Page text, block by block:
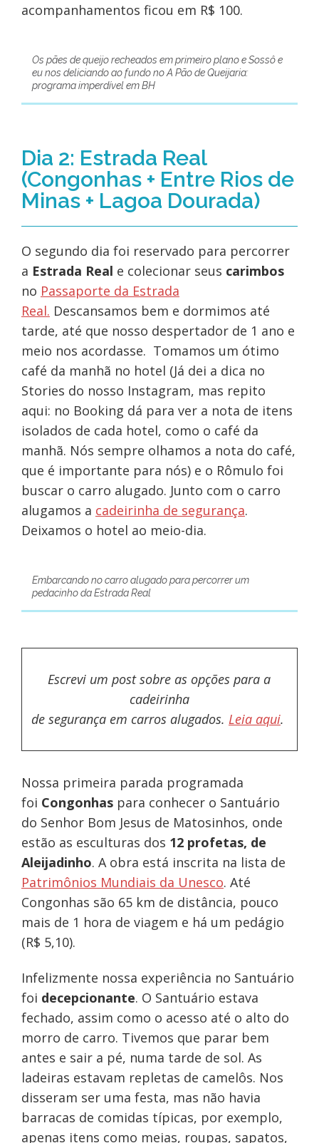
acompanhamentos ficou em R$ 100.
Os pães de queijo recheados em primeiro plano e Sossô e
eu nos deliciando ao fundo no A Pão de Queijaria:
programa imperdível em BH
Dia 2: Estrada Real
(Congonhas + Entre Rios de
Minas + Lagoa Dourada)
O segundo dia foi reservado para percorrer
a Estrada Real e colecionar seus carimbos
no Passaporte da Estrada
Real. Descansamos bem e dormimos até
tarde, até que nosso despertador de 1 ano e
meio nos acordasse. Tomamos um ótimo
café da manhã no hotel (Já dei a dica no
Stories do nosso Instagram, mas repito
aqui: no Booking dá para ver a nota de itens
isolados de cada hotel, como o café da
manhã. Nós sempre olhamos a nota do café,
que é importante para nós) e o Rômulo foi
buscar o carro alugado. Junto com o carro
alugamos a cadeirinha de segurança.
Deixamos o hotel ao meio-dia.
Embarcando no carro alugado para percorrer um
pedacinho da Estrada Real
Escrevi um post sobre as opções para a
cadeirinha
de segurança em carros alugados. Leia aqui.
Nossa primeira parada programada
foi Congonhaspara conhecer o Santuário
do Senhor Bom Jesus de Matosinhos, onde
estão as esculturas dos 12 profetas, de
Aleijadinho. A obra está inscrita na lista de
Patrimônios Mundiais da Unesco. Até
Congonhas são 65 km de distância, pouco
mais de 1 hora de viagem e há um pedágio
(R$ 5,10).
Infelizmente nossa experiência no Santuário
foi decepcionante. O Santuário estava
fechado, assim como o acesso até o alto do
morro de carro. Tivemos que parar bem
antes e sair a pé, numa tarde de sol. As
ladeiras estavam repletas de camelôs. Nos
disseram ser uma festa, mas não havia
barracas de comidas típicas, por exemplo,
apenas itens como meias, roupas, sapatos,